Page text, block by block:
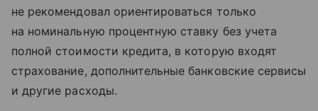
не рекомендовал ориентироваться только
на номинальную процентную ставку без учета
полной стоимости кредита, в которую входят
страхование, дополнительные банковские сервисы
и другие расходы.